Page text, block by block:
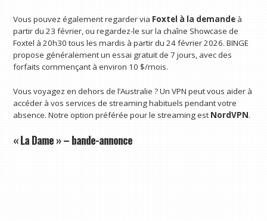
Vous pouvez également regarder via Foxtel à la demande à
partir du 23 février, ou regardez-le sur la chaîne Showcase de
Foxtel à 20h30 tous les mardis à partir du 24 février 2026. BINGE
propose généralement un essai gratuit de 7 jours, avec des
forfaits commençant à environ 10 $/mois.
Vous voyagez en dehors de l’Australie ? Un VPN peut vous aider à
accéder à vos services de streaming habituels pendant votre
absence. Notre option préférée pour le streaming est NordVPN.
« La Dame » – bande-annonce